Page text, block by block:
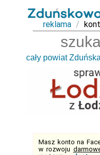
reklama /
Masz konto na
w rozwoju